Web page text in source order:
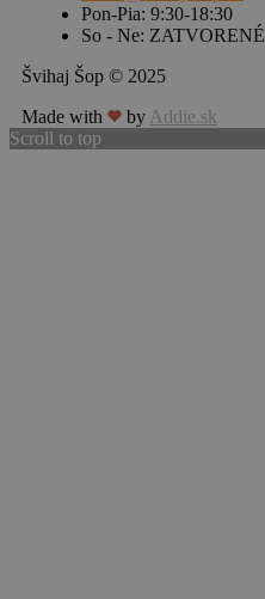
Pon-Pia: 9:30-18:30
So - Ne: ZATVORENÉ
Švihaj Šop © 2025
Made with
by Addie.sk
Scroll to top